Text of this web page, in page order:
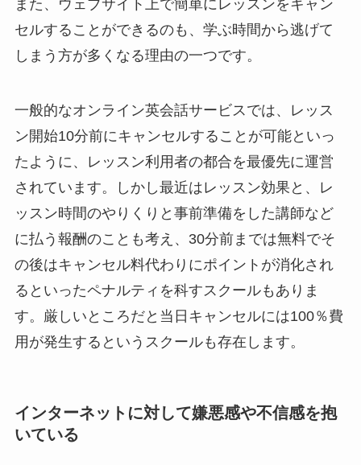
また、ウェブサイト上で簡単にレッスンをキャン
セルすることができるのも、学ぶ時間から逃げて
しまう方が多くなる理由の一つです。
一般的なオンライン英会話サービスでは、レッス
ン開始10分前にキャンセルすることが可能といっ
たように、レッスン利用者の都合を最優先に運営
されています。しかし最近はレッスン効果と、レ
ッスン時間のやりくりと事前準備をした講師など
に払う報酬のことも考え、30分前までは無料でそ
の後はキャンセル料代わりにポイントが消化され
るといったペナルティを科すスクールもありま
す。厳しいところだと当日キャンセルには100％費
用が発生するというスクールも存在します。
インターネットに対して嫌悪感や不信感を抱
いている